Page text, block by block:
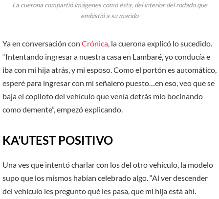
La cuerona compartió imágenes como ésta, del interior del rodado que
embistió a su marido
Ya en conversación con Crónica , la cuerona explicó lo sucedido.
“Intentando ingresar a nuestra casa en Lambaré, yo conducía e
iba con mi hija atrás, y mi esposo. Como el portón es automático,
esperé para ingresar con mi señalero puesto…en eso, veo que se
baja el copiloto del vehículo que venía detrás mío bocinando
como demente”, empezó explicando.
KA’UTEST POSITIVO
Una ves que intentó charlar con los del otro vehículo, la modelo
supo que los mismos habían celebrado algo. “Al ver descender
del vehículo les pregunto qué les pasa, que mi hija está ahí.